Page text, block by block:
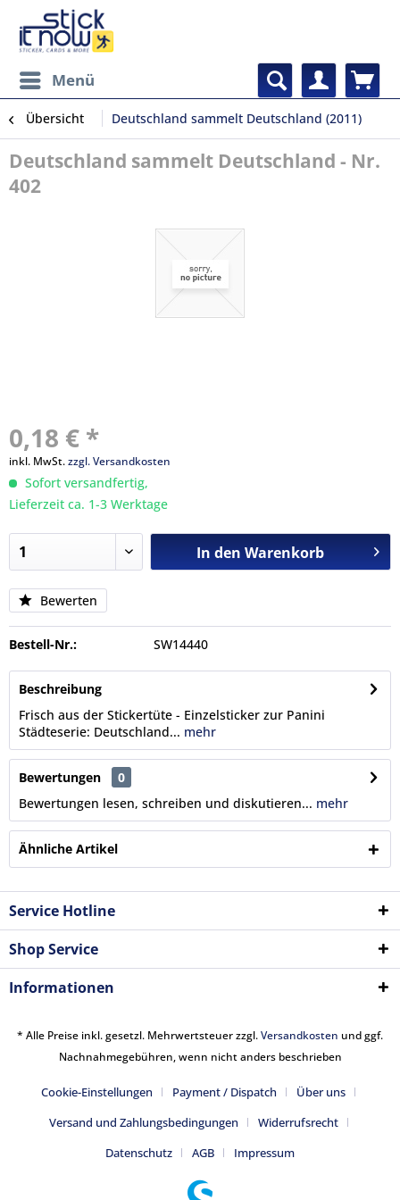
Menü
Übersicht Deutschland sammelt Deutschland (2011)
Deutschland sammelt Deutschland - Nr.
402
0,18 € *
inkl. MwSt.zzgl. Versandkosten
Sofort versandfertig,
Lieferzeit ca. 1-3 Werktage
In den Warenkorb
Bewerten
Bestell-Nr.: SW14440
Beschreibung
Frisch aus der Stickertüte - Einzelsticker zur Panini
Städteserie: Deutschland... mehr
Bewertungen
0
Bewertungen lesen, schreiben und diskutieren... mehr
Ähnliche Artikel
Service Hotline
Shop Service
Informationen
* Alle Preise inkl. gesetzl. Mehrwertsteuer zzgl.Versandkosten und ggf.
Nachnahmegebühren, wenn nicht anders beschrieben
Cookie-Einstellungen Payment / Dispatch
Über uns
Versand und Zahlungsbedingungen
Widerrufsrecht
Datenschutz
AGB Impressum